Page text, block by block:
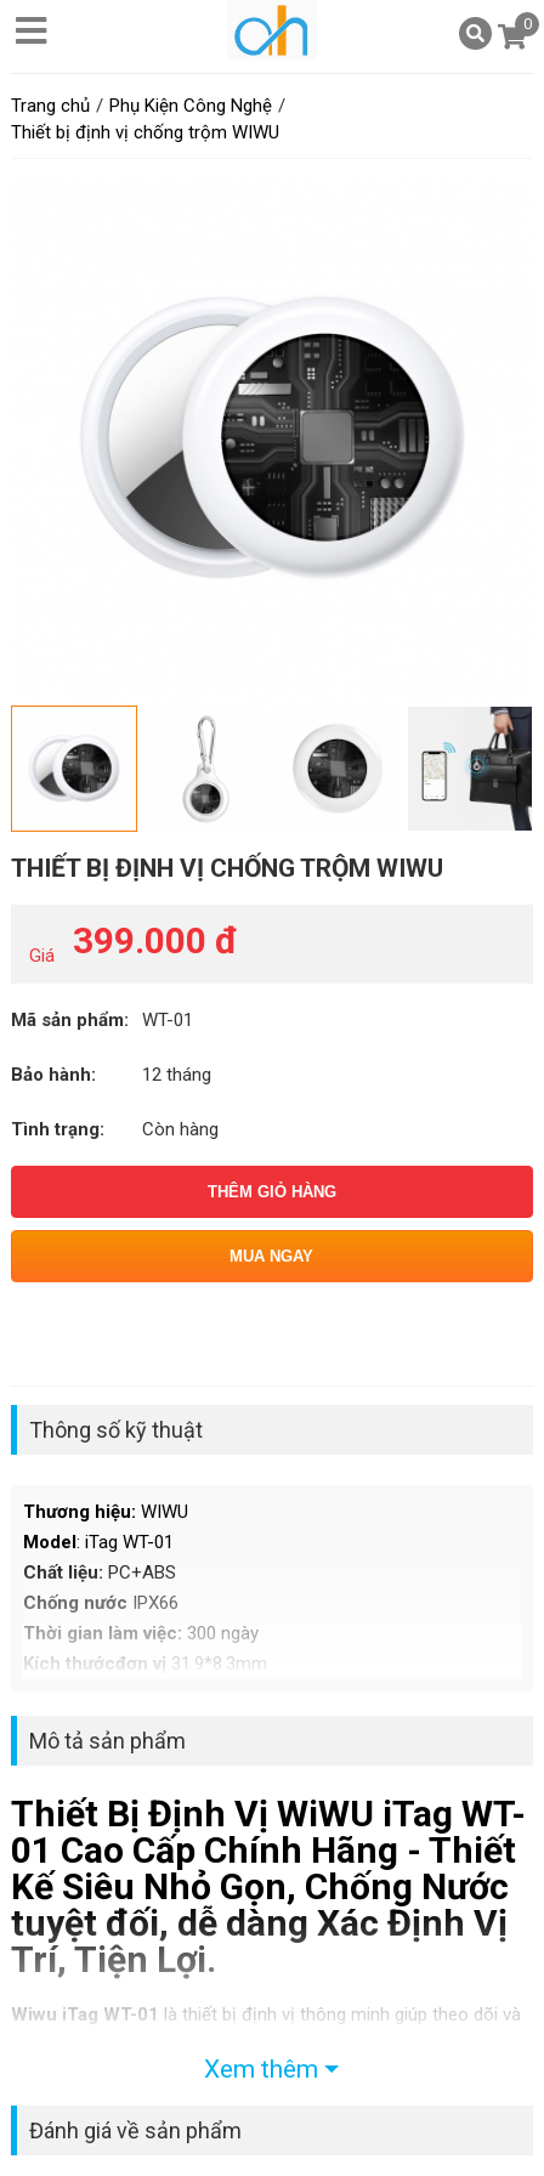
0
Trang chủ
Phụ Kiện Công Nghệ
Thiết bị định vị chống trộm WIWU
THIẾT BỊ ĐỊNH VỊ CHỐNG TRỘM WIWU
Giá 399.000 đ
Mã sản phẩm: WT-01
Bảo hành: 12 tháng
Tình trạng: Còn hàng
THÊM GIỎ HÀNG
MUA NGAY
Thông số kỹ thuật
Thương hiệu: WIWU
Model: iTag WT-01
Chất liệu: PC+ABS
Chống nước IPX66
Thời gian làm việc: 300 ngày
Kích thướcđơn vị 31.9*8.3mm
Mô tả sản phẩm
Thiết Bị Định Vị WiWU iTag WT-
01 Cao Cấp Chính Hãng - Thiết
Kế Siêu Nhỏ Gọn, Chống Nước
tuyệt đối, dễ dàng Xác Định Vị
Trí, Tiện Lợi.
Wiwu iTag WT-01 là thiết bị định vị thông minh giúp theo dõi và
việc quản lý các vật dụng cá nhân như chìa khóa, ví, balo… Đây là
giải pháp hữu ích cho cuộc sống hiện đại, hạn chế tối đa tình
Xem thêm
Đánh giá về sản phẩm